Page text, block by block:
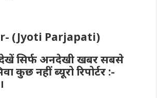
(Jyoti Parjapati)
सिर्फ अनदेखी खबर सबसे
कुछ नहीं ब्यूरो रिपोर्टर :-